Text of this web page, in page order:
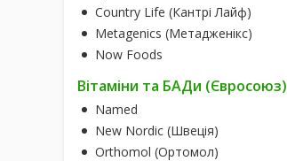
Country Life (Кантрі Лайф)
Metagenics (Метадженікс)
Now Foods
Вітаміни та БАДи (Євросоюз)
Named
New Nordic (Швеція)
Orthomol (Ортомол)